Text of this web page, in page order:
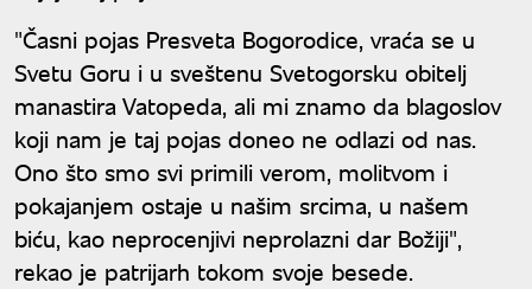
"Časni pojas Presveta Bogorodice, vraća se u
Svetu Goru i u sveštenu Svetogorsku obitelj
manastira Vatopeda, ali mi znamo da blagoslov
koji nam je taj pojas doneo ne odlazi od nas.
Ono što smo svi primili verom, molitvom i
pokajanjem ostaje u našim srcima, u našem
biću, kao neprocenjivi neprolazni dar Božiji",
rekao je patrijarh tokom svoje besede.